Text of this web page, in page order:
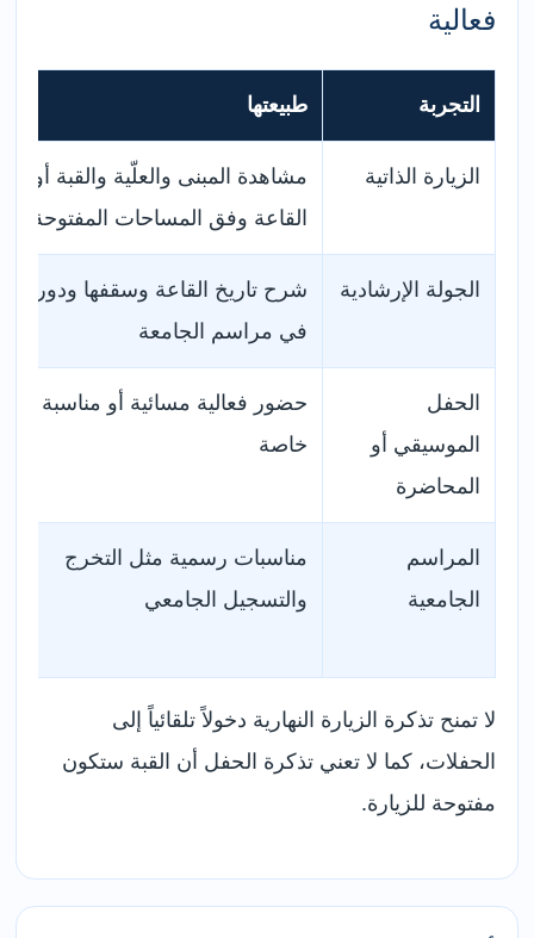
فعالية
التجربة طبيعتها
الزيارة الذاتية
مشاهدة المبنى والعلّية والقبة أو
القاعة وفق المساحات المفتوحة
الجولة الإرشادية
شرح تاريخ القاعة وسقفها ودورها
في مراسم الجامعة
الحفل
الموسيقي أو
المحاضرة
حضور فعالية مسائية أو مناسبة
خاصة
المراسم
الجامعية
مناسبات رسمية مثل التخرج
والتسجيل الجامعي
لا تمنح تذكرة الزيارة النهارية دخولاً تلقائياً إلى
الحفلات، كما لا تعني تذكرة الحفل أن القبة ستكون
مفتوحة للزيارة.